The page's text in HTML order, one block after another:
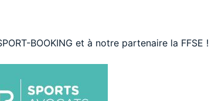
BOOKING et à notre partenaire la FFSE !